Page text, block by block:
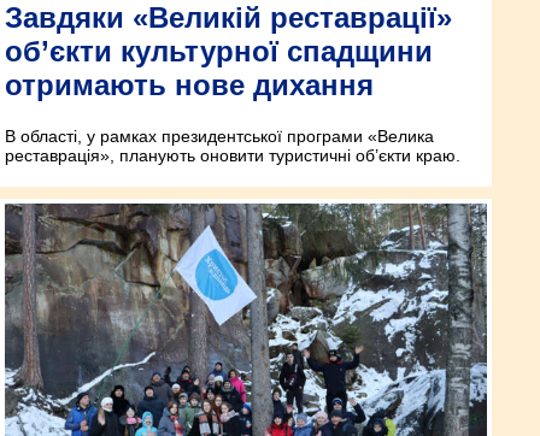
Завдяки «Великій реставрації»
об’єкти культурної спадщини
отримають нове дихання
В області, у рамках президентської програми «Велика
реставрація», планують оновити туристичні об’єкти краю.